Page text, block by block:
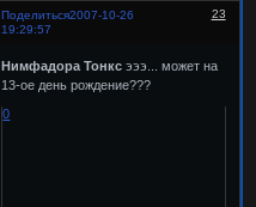
Поделиться 23
2007-10-26
19:29:57
Нимфадора Тонкс эээ... может на
13-ое день рождение???
0